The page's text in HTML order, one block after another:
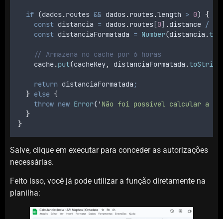
if (dados.routes && dados.routes.length > 0) {
const distancia = dados.routes [0] .distance /
const distanciaFormatada = Number(distancia.
// Armazena no cache por 6 horas
cache.put(cacheKey, distanciaFormatada.toString
return distanciaFormatada;
} else {
throw new Error( ' Não foi possível calcular a
}
}
Salve, clique em executar para conceder as autorizações
necessárias.
Feito isso, você já pode utilizar a função diretamente na
planilha: